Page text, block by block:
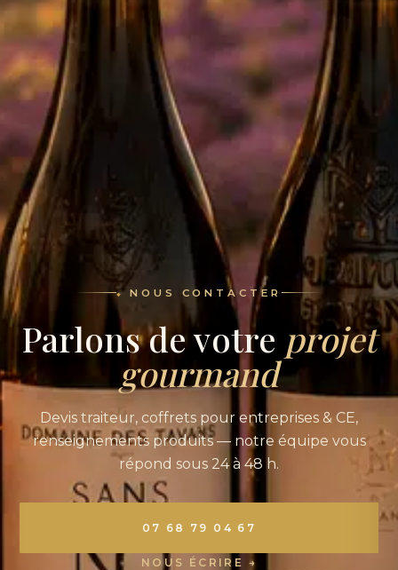
NOUS CONTACTER
Parlons de votre projet
gourmand
Devis traiteur, coffrets pour entreprises & CE,
renseignements produits — notre équipe vous
répond sous 24 à 48 h.
07 68 79 04 67
NOUS ÉCRIRE →